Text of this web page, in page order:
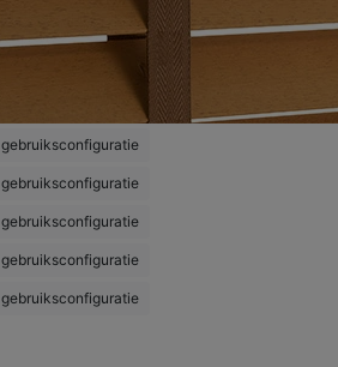
gebruiksconfiguratie
gebruiksconfiguratie
gebruiksconfiguratie
gebruiksconfiguratie
gebruiksconfiguratie